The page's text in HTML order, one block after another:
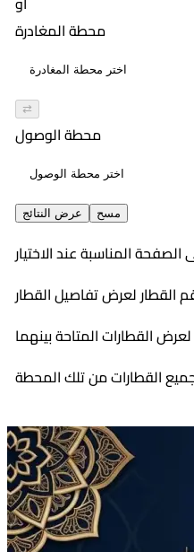
محطة المغادرة
⇄
محطة الوصول
عرض النتائج مسح
الصفحة المناسبة عند الاختيار
القطار لعرض تفاصيل القطار
القطارات المتاحة بينهما
القطارات من تلك المحطة